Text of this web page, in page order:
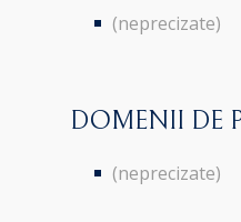
(neprecizate)
DOMENII DE
(neprecizate)